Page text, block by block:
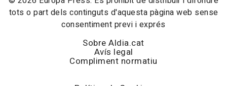
tots o part dels continguts d'aquesta pàgina web sense
consentiment previ i exprés
Sobre Aldia.cat
Avís legal
Compliment normatiu